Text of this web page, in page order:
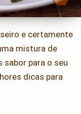
e certamente
mistura de
sabor para o seu
dicas para